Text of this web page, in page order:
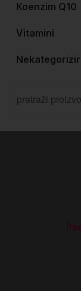
Koenzim Q10
Vitamini